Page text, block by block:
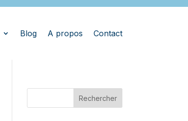
Blog A propos Contact
Rechercher